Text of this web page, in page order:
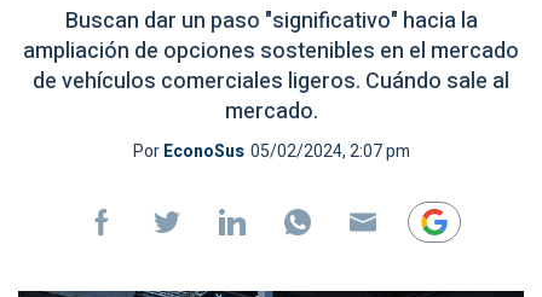
Buscan dar un paso "significativo" hacia la
ampliación de opciones sostenibles en el mercado
de vehículos comerciales ligeros. Cuándo sale al
mercado.
PorEconoSus 05/02/2024, 2:07 pm